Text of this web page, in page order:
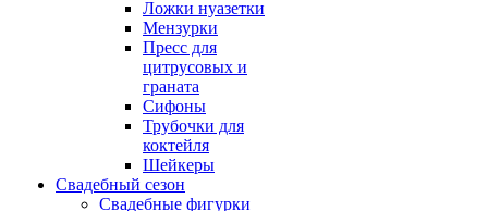
Ложки нуазетки
Мензурки
Пресс для
цитрусовых и
граната
Сифоны
Трубочки для
коктейля
Шейкеры
Свадебный сезон
Свадебные фигурки